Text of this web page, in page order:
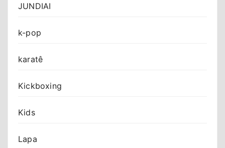
JUNDIAI
k-pop
karatê
Kickboxing
Kids
Lapa